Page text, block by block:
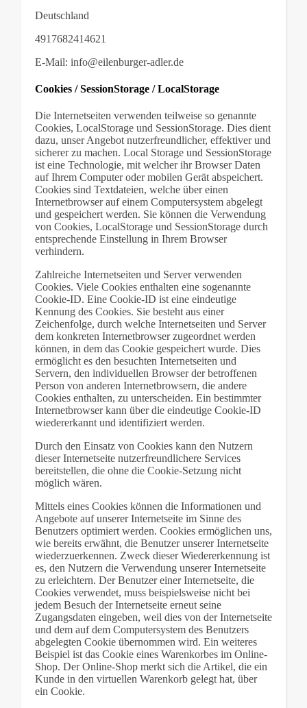
Deutschland
4917682414621
E-Mail: info@eilenburger-adler.de
Cookies / SessionStorage / LocalStorage
Die Internetseiten verwenden teilweise so genannte
Cookies, LocalStorage und SessionStorage. Dies dient
dazu, unser Angebot nutzerfreundlicher, effektiver und
sicherer zu machen. Local Storage und SessionStorage
ist eine Technologie, mit welcher ihr Browser Daten
auf Ihrem Computer oder mobilen Gerät abspeichert.
Cookies sind Textdateien, welche über einen
Internetbrowser auf einem Computersystem abgelegt
und gespeichert werden. Sie können die Verwendung
von Cookies, LocalStorage und SessionStorage durch
entsprechende Einstellung in Ihrem Browser
verhindern.
Zahlreiche Internetseiten und Server verwenden
Cookies. Viele Cookies enthalten eine sogenannte
Cookie-ID. Eine Cookie-ID ist eine eindeutige
Kennung des Cookies. Sie besteht aus einer
Zeichenfolge, durch welche Internetseiten und Server
dem konkreten Internetbrowser zugeordnet werden
können, in dem das Cookie gespeichert wurde. Dies
ermöglicht es den besuchten Internetseiten und
Servern, den individuellen Browser der betroffenen
Person von anderen Internetbrowsern, die andere
Cookies enthalten, zu unterscheiden. Ein bestimmter
Internetbrowser kann über die eindeutige Cookie-ID
wiedererkannt und identifiziert werden.
Durch den Einsatz von Cookies kann den Nutzern
dieser Internetseite nutzerfreundlichere Services
bereitstellen, die ohne die Cookie-Setzung nicht
möglich wären.
Mittels eines Cookies können die Informationen und
Angebote auf unserer Internetseite im Sinne des
Benutzers optimiert werden. Cookies ermöglichen uns,
wie bereits erwähnt, die Benutzer unserer Internetseite
wiederzuerkennen. Zweck dieser Wiedererkennung ist
es, den Nutzern die Verwendung unserer Internetseite
zu erleichtern. Der Benutzer einer Internetseite, die
Cookies verwendet, muss beispielsweise nicht bei
jedem Besuch der Internetseite erneut seine
Zugangsdaten eingeben, weil dies von der Internetseite
und dem auf dem Computersystem des Benutzers
abgelegten Cookie übernommen wird. Ein weiteres
Beispiel ist das Cookie eines Warenkorbes im Online-
Shop. Der Online-Shop merkt sich die Artikel, die ein
Kunde in den virtuellen Warenkorb gelegt hat, über
ein Cookie.